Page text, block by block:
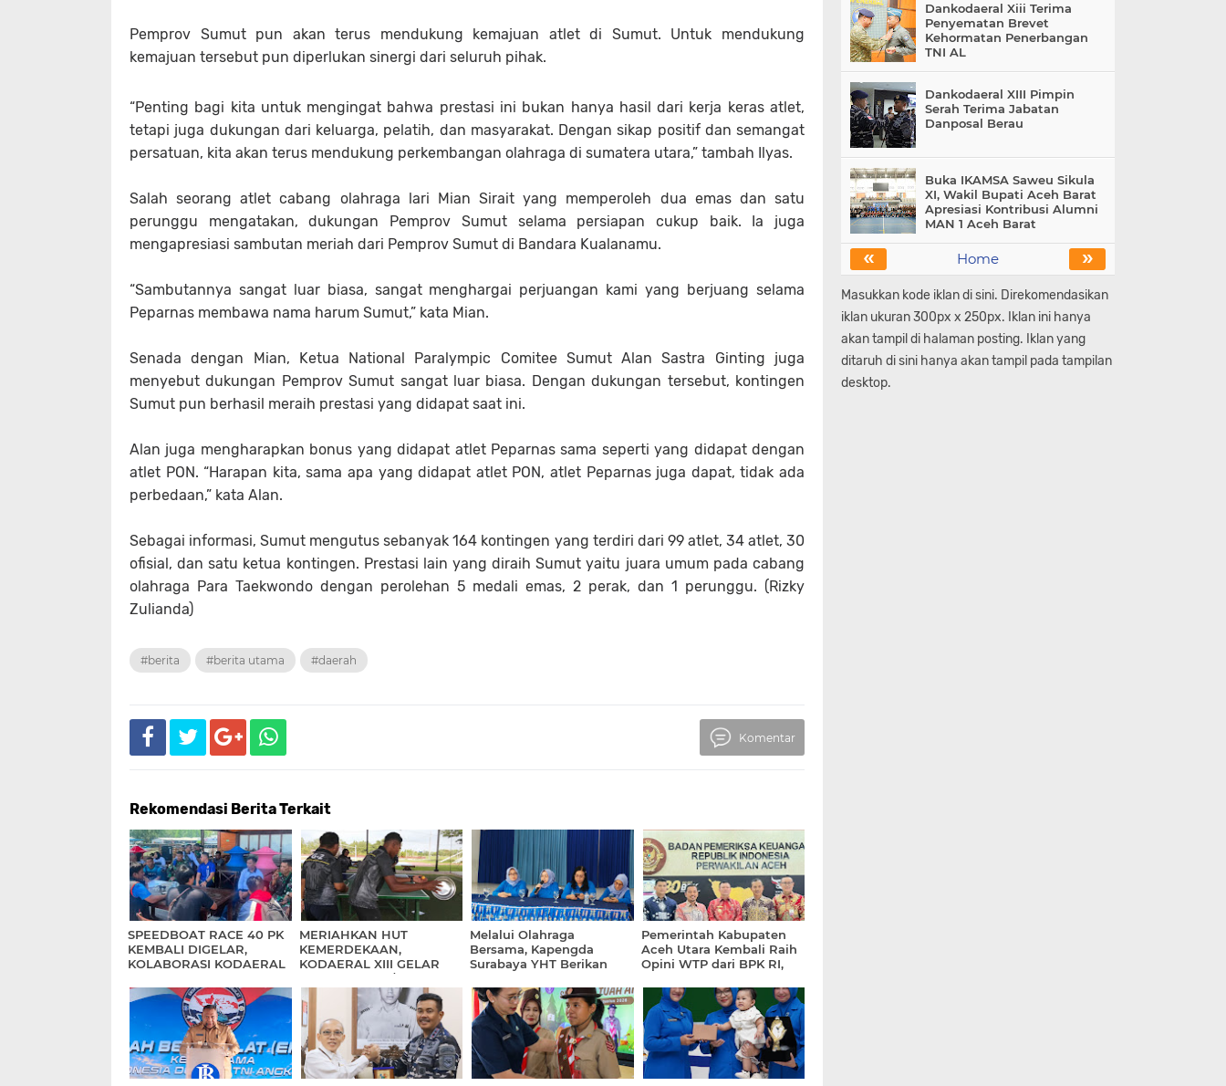
Pemprov Sumut pun akan terus mendukung kemajuan atlet di Sumut. Untuk mendukung
kemajuan tersebut pun diperlukan sinergi dari seluruh pihak.
“Penting bagi kita untuk mengingat bahwa prestasi ini bukan hanya hasil dari kerja keras atlet,
tetapi juga dukungan dari keluarga, pelatih, dan masyarakat. Dengan sikap positif dan semangat
persatuan, kita akan terus mendukung perkembangan olahraga di sumatera utara,” tambah Ilyas.
Salah seorang atlet cabang olahraga lari Mian Sirait yang memperoleh dua emas dan satu
perunggu mengatakan, dukungan Pemprov Sumut selama persiapan cukup baik. Ia juga
mengapresiasi sambutan meriah dari Pemprov Sumut di Bandara Kualanamu.
“Sambutannya sangat luar biasa, sangat menghargai perjuangan kami yang berjuang selama
Peparnas membawa nama harum Sumut,” kata Mian.
Senada dengan Mian, Ketua National Paralympic Comitee Sumut Alan Sastra Ginting juga
menyebut dukungan Pemprov Sumut sangat luar biasa. Dengan dukungan tersebut, kontingen
Sumut pun berhasil meraih prestasi yang didapat saat ini.
Alan juga mengharapkan bonus yang didapat atlet Peparnas sama seperti yang didapat dengan
atlet PON. “Harapan kita, sama apa yang didapat atlet PON, atlet Peparnas juga dapat, tidak ada
perbedaan,” kata Alan.
Sebagai informasi, Sumut mengutus sebanyak 164 kontingen yang terdiri dari 99 atlet, 34 atlet, 30
ofisial, dan satu ketua kontingen. Prestasi lain yang diraih Sumut yaitu juara umum pada cabang
olahraga Para Taekwondo dengan perolehan 5 medali emas, 2 perak, dan 1 perunggu. (Rizky
Zulianda)
#berita #berita utama #daerah
Komentar
Rekomendasi Berita Terkait
SPEEDBOAT RACE 40 PK
KEMBALI DIGELAR,
KOLABORASI KODAERAL
KALTARA
MERIAHKAN HUT
KEMERDEKAAN,
KODAERAL XIII GELAR
PERLOMBAAN/
PERTANDINGAN
INSPIRATIF
Melalui Olahraga
Bersama, Kapengda
Surabaya YHT Berikan
Kasatdik
Pemerintah Kabupaten
Aceh Utara Kembali Raih
Opini WTP dari BPK RI,
Kalinya
Dankodaeral Xiii Terima
Penyematan Brevet
Kehormatan Penerbangan
TNI AL
Dankodaeral XIII Pimpin
Serah Terima Jabatan
Danposal Berau
Buka IKAMSA Saweu Sikula
XI, Wakil Bupati Aceh Barat
Apresiasi Kontribusi Alumni
MAN 1 Aceh Barat
« »
Home
Masukkan kode iklan di sini. Direkomendasikan
iklan ukuran 300px x 250px. Iklan ini hanya
akan tampil di halaman posting. Iklan yang
ditaruh di sini hanya akan tampil pada tampilan
desktop.